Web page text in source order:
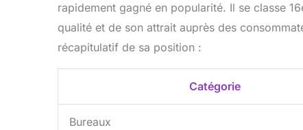
rapidement gagné en popularité. Il se classe
qualité et de son attrait auprès des
récapitulatif de sa position :
Catégorie
Bureaux